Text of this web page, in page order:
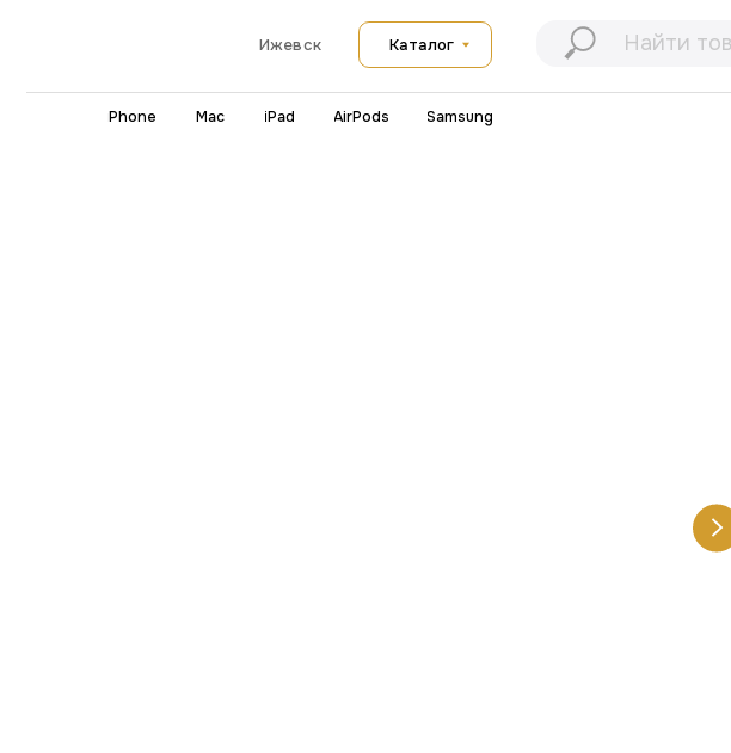
Каталог
Ижевск